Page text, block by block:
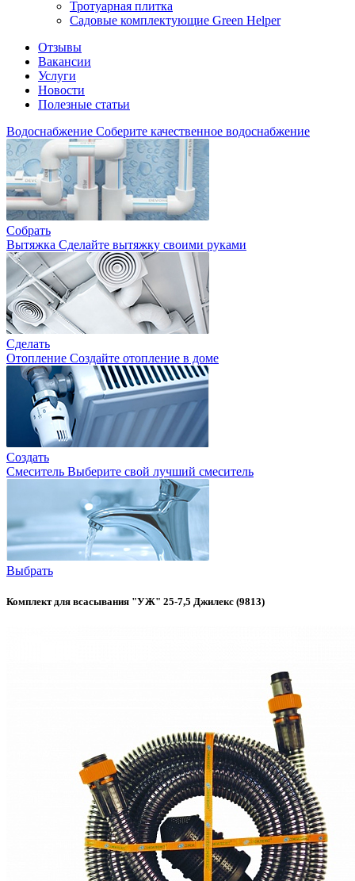
Тротуарная плитка
Садовые комплектующие Green Helper
Отзывы
Вакансии
Услуги
Новости
Полезные статьи
Водоснабжение Соберите качественное водоснабжение
Собрать
Вытяжка Сделайте вытяжку своими руками
Сделать
Отопление Создайте отопление в доме
Создать
Смеситель Выберите свой лучший смеситель
Выбрать
Комплект для всасывания "УЖ" 25-7,5 Джилекс (9813)